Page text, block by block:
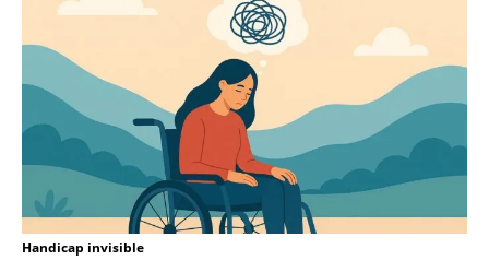
Handicap invisible